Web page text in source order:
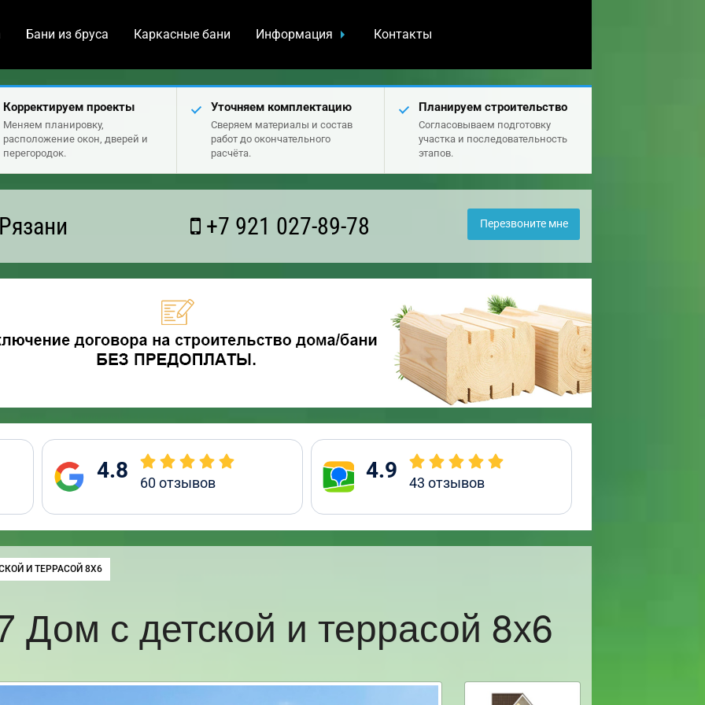
Бани из бруса Каркасные бани Информация Контакты
Корректируем проекты
Меняем планировку,
расположение окон, дверей и
перегородок.
Уточняем комплектацию
Сверяем материалы и состав
работ до окончательного
расчёта.
Планируем строительство
Согласовываем подготовку
участка и последовательность
этапов.
+7 921 027-89-78 Перезвоните мне
4.8 60отзывов 4.9 43 отзывов
И ТЕРРАСОЙ 8Х6
с детской и террасой 8х6